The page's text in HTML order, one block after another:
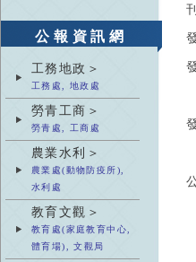
公報資訊網
工務地政＞
工務處, 地政處
勞青工商＞
勞青處, 工商處
農業水利＞
農業處(動物防疫所),
水利處
教育文觀＞
教育處(家庭教育中心,
體育場), 文觀局